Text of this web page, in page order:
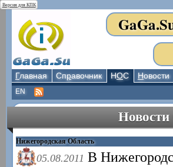
Версия для КПК
Главная Справочник НОС Новости
EN
Нижегородская Область
05.08.2011 В